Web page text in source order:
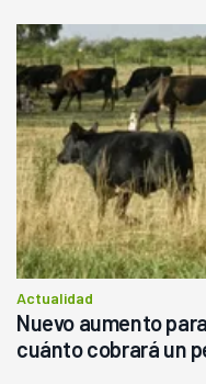
Actualidad
Nuevo aumento
cuánto cobrará un